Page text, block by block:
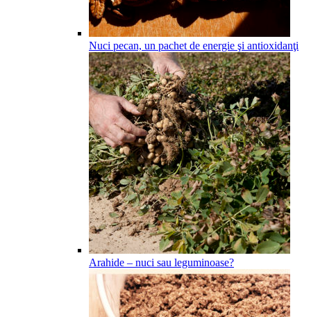
Nuci pecan, un pachet de energie şi antioxidanţi
Arahide – nuci sau leguminoase?